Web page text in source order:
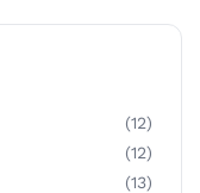
(12)
(12)
(13)